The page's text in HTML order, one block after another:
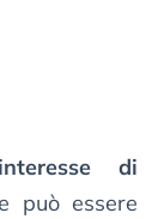
di
può essere